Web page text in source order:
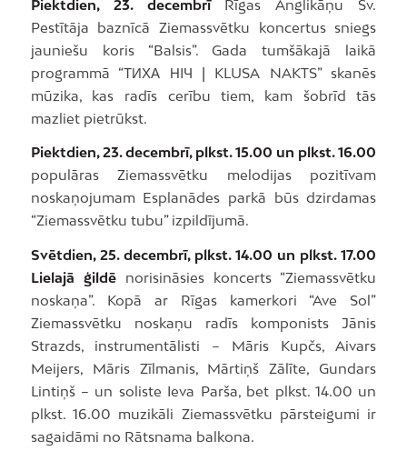
Piektdien, 23. decembrīRīgas Anglikāņu Sv.
Pestītāja baznīcā Ziemassvētku koncertus sniegs
jauniešu koris “Balsis”. Gada tumšākajā laikā
programmā “ТИХА НIЧ | KLUSA NAKTS” skanēs
mūzika, kas radīs cerību tiem, kam šobrīd tās
mazliet pietrūkst.
Piektdien, 23. decembrī, plkst. 15.00 un plkst. 16.00
populāras Ziemassvētku melodijas pozitīvam
noskaņojumam Esplanādes parkā būs dzirdamas
“Ziemassvētku tubu” izpildījumā.
Svētdien, 25. decembrī, plkst. 14.00 un plkst. 17.00
Lielajā ģildēnorisināsies koncerts “Ziemassvētku
noskaņa”. Kopā ar Rīgas kamerkori “Ave Sol”
Ziemassvētku noskaņu radīs komponists Jānis
Strazds, instrumentālisti – Māris Kupčs, Aivars
Meijers, Māris Zīlmanis, Mārtiņš Zālīte, Gundars
Lintiņš – un soliste Ieva Parša, bet plkst. 14.00 un
plkst. 16.00 muzikāli Ziemassvētku pārsteigumi ir
sagaidāmi no Rātsnama balkona.